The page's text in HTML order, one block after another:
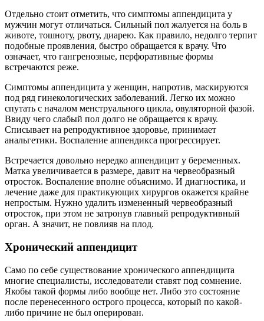
Отдельно стоит отметить, что симптомы аппендицита у
мужчин могут отличаться. Сильный пол жалуется на боль в
животе, тошноту, рвоту, диарею. Как правило, недолго терпит
подобные проявления, быстро обращается к врачу. Что
означает, что гангренозные, перфоративные формы
встречаются реже.
Симптомы аппендицита у женщин, напротив, маскируются
под ряд гинекологических заболеваний. Легко их можно
спутать с началом менструального цикла, овуляторной фазой.
Ввиду чего слабый пол долго не обращается к врачу.
Списывает на репродуктивное здоровье, принимает
анальгетики. Воспаление аппендикса прогрессирует.
Встречается довольно нередко аппендицит у беременных.
Матка увеличивается в размере, давит на червеобразный
отросток. Воспаление вполне объяснимо. И диагностика, и
лечение даже для практикующих хирургов окажется крайне
непростым. Нужно удалить измененный червеобразный
отросток, при этом не затронув главный репродуктивный
орган. А значит, не повлияв на плод.
Хронический аппендицит
Само по себе существование хронического аппендицита
многие специалисты, исследователи ставят под сомнение.
Якобы такой формы либо вообще нет. Либо это состояние
после перенесенного острого процесса, который по какой-
либо причине не был оперирован.